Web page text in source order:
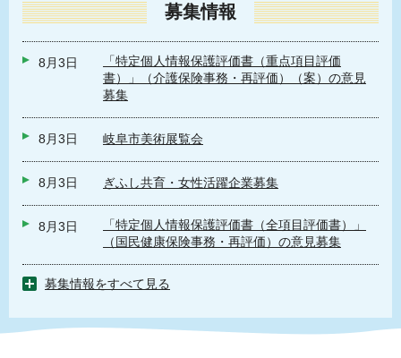
募集情報
8月3日
「特定個人情報保護評価書（重点項目評価
書）」（介護保険事務・再評価）（案）の意見
募集
8月3日 岐阜市美術展覧会
8月3日 ぎふし共育・女性活躍企業募集
8月3日
「特定個人情報保護評価書（全項目評価書）」
（国民健康保険事務・再評価）の意見募集
募集情報をすべて見る